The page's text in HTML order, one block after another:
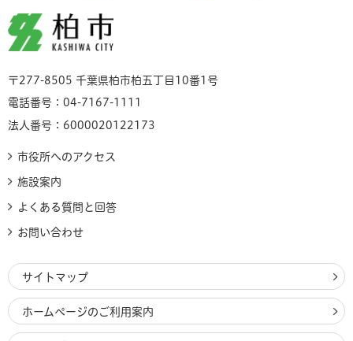
柏市
〒277-8505 千葉県柏市柏五丁目10番1号
電話番号：04-7167-1111
法人番号：6000020122173
市役所へのアクセス
施設案内
よくある質問と回答
お問い合わせ
サイトマップ
ホームページのご利用案内